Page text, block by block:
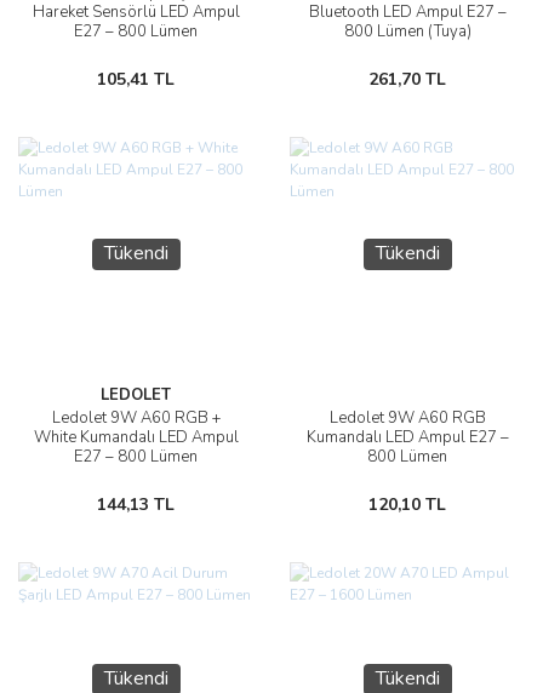
Hareket Sensörlü LED Ampul
E27 – 800 Lümen
105,41 TL
Bluetooth LED Ampul E27 –
800 Lümen (Tuya)
261,70 TL
Tükendi
LEDOLET
Ledolet 9W A60 RGB +
White Kumandalı LED Ampul
E27 – 800 Lümen
144,13 TL
Tükendi
Ledolet 9W A60 RGB
Kumandalı LED Ampul E27 –
800 Lümen
120,10 TL
Tükendi Tükendi